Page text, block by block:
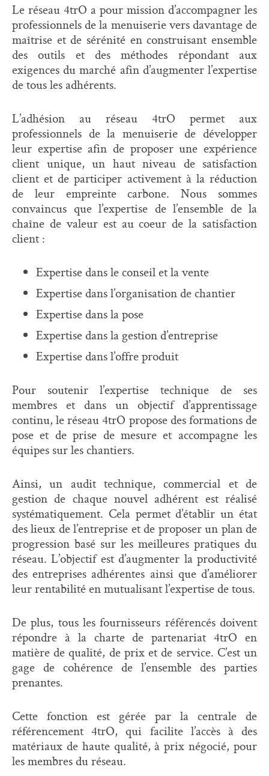
Le réseau 4trO a pour mission d’accompagner les
professionnels de la menuiserie vers davantage de
maîtrise et de sérénité en construisant ensemble
des outils et des méthodes répondant aux
exigences du marché afin d’augmenter l’expertise
de tous les adhérents.
L’adhésion au réseau 4trO permet aux
professionnels de la menuiserie de développer
leur expertise afin de proposer une expérience
client unique, un haut niveau de satisfaction
client et de participer activement à la réduction
de leur empreinte carbone. Nous sommes
convaincus que l’expertise de l’ensemble de la
chaîne de valeur est au coeur de la satisfaction
client :
Expertise dans le conseil et la vente
Expertise dans l’organisation de chantier
Expertise dans la pose
Expertise dans la gestion d’entreprise
Expertise dans l’offre produit
Pour soutenir l’expertise technique de ses
membres et dans un objectif d’apprentissage
continu, le réseau 4trO propose des formations de
pose et de prise de mesure et accompagne les
équipes sur les chantiers.
Ainsi, un audit technique, commercial et de
gestion de chaque nouvel adhérent est réalisé
systématiquement. Cela permet d’établir un état
des lieux de l’entreprise et de proposer un plan de
progression basé sur les meilleures pratiques du
réseau. L’objectif est d’augmenter la productivité
des entreprises adhérentes ainsi que d’améliorer
leur rentabilité en mutualisant l’expertise de tous.
De plus, tous les fournisseurs référencés doivent
répondre à la charte de partenariat 4trO en
matière de qualité, de prix et de service. C’est un
gage de cohérence de l’ensemble des parties
prenantes.
Cette fonction est gérée par la centrale de
référencement 4trO, qui facilite l’accès à des
matériaux de haute qualité, à prix négocié, pour
les membres du réseau.